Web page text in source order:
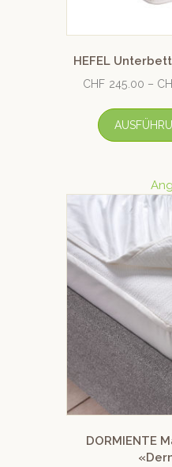
HEFEL
CHF 245.00 –
DORMIENTE